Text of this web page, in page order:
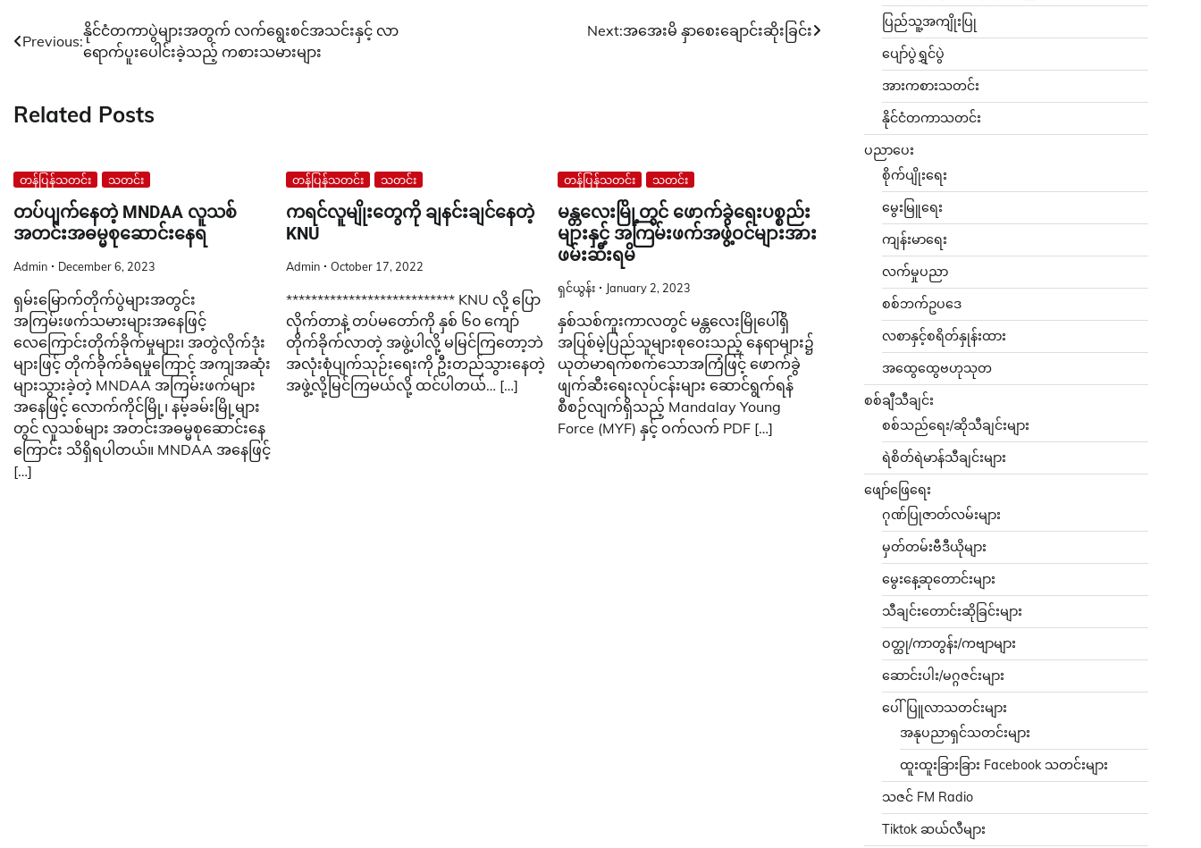
Post
navigation
Previous:
နိုင်ငံတကာပွဲများအတွက် လက်ရွေးစင်အသင်းနှင့် လာ
ရောက်ပူးပေါင်းခဲ့သည့် ကစားသမားများ
Next:အအေးမိ နှာစေးချောင်းဆိုးခြင်း
Related Posts
တန်ပြန်သတင်း သတင်း
တပ်ပျက်နေတဲ့ MNDAA လူသစ်
အတင်းအဓမ္မစုဆောင်းနေရ
Admin December 6, 2023
ရှမ်းမြောက်တိုက်ပွဲများအတွင်း
အကြမ်းဖက်သမားများအနေဖြင့်
လေကြောင်းတိုက်ခိုက်မှုများ၊ အတွဲလိုက်ဒုံး
များဖြင့် တိုက်ခိုက်ခံရမှုကြောင့် အကျအဆုံး
များသွားခဲ့တဲ့ MNDAA အကြမ်းဖက်များ
အနေဖြင့် လောက်ကိုင်မြို့၊ နမ့်ခမ်းမြို့များ
တွင် လူသစ်များ အတင်းအဓမ္မစုဆောင်းနေ
ကြောင်း သိရှိရပါတယ်။ MNDAA အနေဖြင့်
[…]
တန်ပြန်သတင်း သတင်း
ကရင်လူမျိုးတွေကို ချနင်းချင်နေတဲ့
KNU
Admin October 17, 2022
*************************** KNU လို့ ပြော
လိုက်တာနဲ့ တပ်မတော်ကို နှစ် ၆၀ ကျော်
တိုက်ခိုက်လာတဲ့ အဖွဲ့ပါလို့ မမြင်ကြတော့ဘဲ
အလုံးစုံပျက်သုဉ်းရေးကို ဦးတည်သွားနေတဲ့
အဖွဲ့လို့မြင်ကြမယ်လို့ ထင်ပါတယ်… […]
တန်ပြန်သတင်း သတင်း
မန္တလေးမြို့တွင် ဖောက်ခွဲရေးပစ္စည်း
များနှင့် အကြမ်းဖက်အဖွဲ့ဝင်များအား
ဖမ်းဆီးရမိ
ရှင်ယွန်း January 2, 2023
နှစ်သစ်ကူးကာလတွင် မန္တလေးမြိုပေါ်ရှိ
အပြစ်မဲ့ပြည်သူများစုဝေးသည့် နေရာများ၌
ယုတ်မာရက်စက်သောအကြံဖြင့် ဖောက်ခွဲ
ဖျက်ဆီးရေးလုပ်ငန်းများ ဆောင်ရွက်ရန်
စီစဉ်လျက်ရှိသည့် Mandalay Young
Force (MYF) နှင့် ဝက်လက် PDF […]
ပြည်သူ့အကျိုးပြု
ပျော်ပွဲရွှင်ပွဲ
အားကစားသတင်း
နိုင်ငံတကာသတင်း
ပညာပေး
စိုက်ပျိုးရေး
မွေးမြူရေး
ကျန်းမာရေး
လက်မှုပညာ
စစ်ဘက်ဥပဒေ
လစာနှင့်စရိတ်နှုန်းထား
အထွေထွေဗဟုသုတ
စစ်ချီသီချင်း
စစ်သည်ရေး/ဆိုသီချင်းများ
ရဲစိတ်ရဲမာန်သီချင်းများ
ဖျော်ဖြေရေး
ဂုဏ်ပြုဇာတ်လမ်းများ
မှတ်တမ်းဗီဒီယိုများ
မွေးနေ့ဆုတောင်းများ
သီချင်းတောင်းဆိုခြင်းများ
ဝတ္ထု/ကာတွန်း/ကဗျာများ
ဆောင်းပါး/မဂ္ဂဇင်းများ
ပေါ်ပြူလာသတင်းများ
အနုပညာရှင်သတင်းများ
ထူးထူးခြားခြား Facebook သတင်းများ
သဇင် FM Radio
Tiktok ဆယ်လီများ